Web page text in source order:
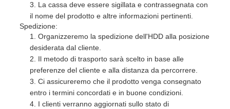
La cassa deve essere sigillata e contrassegnata con
il nome del prodotto e altre informazioni pertinenti.
Spedizione:
Organizzeremo la spedizione dell'HDD alla posizione
desiderata dal cliente.
Il metodo di trasporto sarà scelto in base alle
preferenze del cliente e alla distanza da percorrere.
Ci assicureremo che il prodotto venga consegnato
entro i termini concordati e in buone condizioni.
I clienti verranno aggiornati sullo stato di